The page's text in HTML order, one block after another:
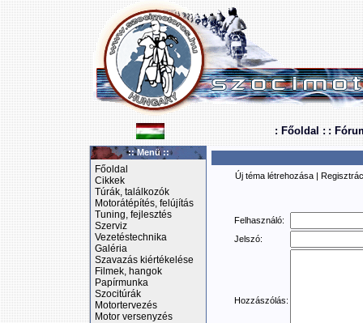
: Főoldal : :
:: Menü ::
Főoldal
Cikkek
Túrák, találkozók
Motorátépítés, felújítás
Tuning, fejlesztés
Szerviz
Vezetéstechnika
Galéria
Szavazás kiértékelése
Filmek, hangok
Papírmunka
Szocitúrák
Motortervezés
Motor versenyzés
Új téma létrehozása |
Felhasználó:
Jelszó:
Hozzászólás: